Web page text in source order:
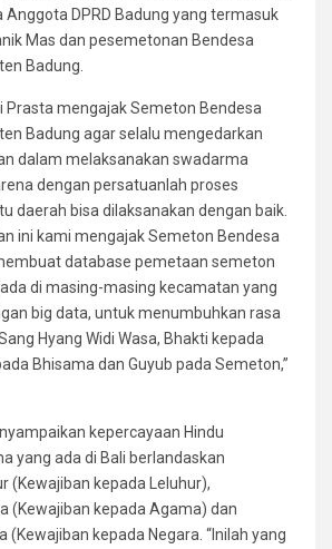
Anggota DPRD Badung yang termasuk
Mas dan pesemetonan Bendesa
Badung.
Prasta mengajak Semeton Bendesa
Badung agar selalu mengedarkan
dalam melaksanakan swadarma
dengan persatuanlah proses
daerah bisa dilaksanakan dengan baik.
ini kami mengajak Semeton Bendesa
database pemetaan semeton
di masing-masing kecamatan yang
big data, untuk menumbuhkan rasa
Hyang Widi Wasa, Bhakti kepada
Bhisama dan Guyub pada Semeton,”
kepercayaan Hindu
yang ada di Bali berlandaskan
(Kewajiban kepada Leluhur),
(Kewajiban kepada Agama) dan
(Kewajiban kepada Negara. “Inilah yang